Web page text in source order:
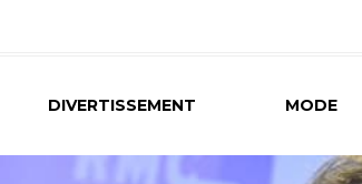
DIVERTISSEMENT MODE